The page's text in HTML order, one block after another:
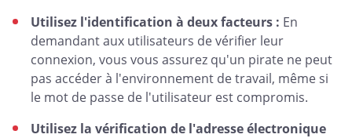
Utilisez l'identification à deux facteurs : En
demandant aux utilisateurs de vérifier leur
connexion, vous vous assurez qu'un pirate ne peut
pas accéder à l'environnement de travail, même si
le mot de passe de l'utilisateur est compromis.
Utilisez la vérification de l'adresse électronique